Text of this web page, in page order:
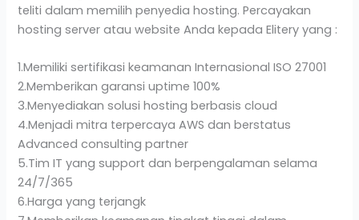
teliti dalam memilih penyedia hosting. Percayakan
hosting server atau website Anda kepada Elitery yang :
1.Memiliki sertifikasi keamanan Internasional ISO 27001
2.Memberikan garansi uptime 100%
3.Menyediakan solusi hosting berbasis cloud
4.Menjadi mitra terpercaya AWS dan berstatus
Advanced consulting partner
5.Tim IT yang support dan berpengalaman selama
24/7/365
6.Harga yang terjangk